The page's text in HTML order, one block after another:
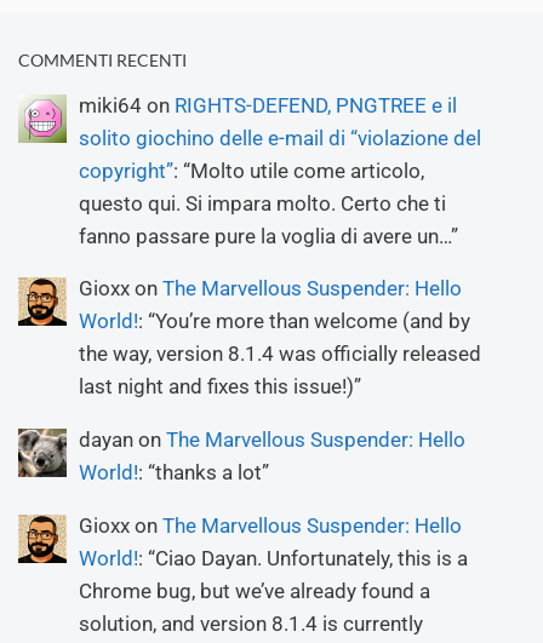
COMMENTI RECENTI
miki64 on RIGHTS-DEFEND, PNGTREE e il
solito giochino delle e-mail di “violazione del
copyright”: “Molto utile come articolo,
questo qui. Si impara molto. Certo che ti
fanno passare pure la voglia di avere un…”
Gioxx on The Marvellous Suspender: Hello
World!: “You’re more than welcome (and by
the way, version 8.1.4 was officially released
last night and fixes this issue!)”
dayan on The Marvellous Suspender: Hello
World!: “thanks a lot”
Gioxx on The Marvellous Suspender: Hello
World!: “Ciao Dayan. Unfortunately, this is a
Chrome bug, but we’ve already found a
solution, and version 8.1.4 is currently